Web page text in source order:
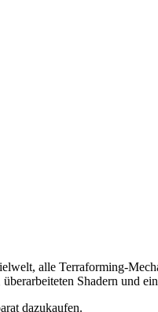
alle Terraforming-
Shadern und
dazukaufen.